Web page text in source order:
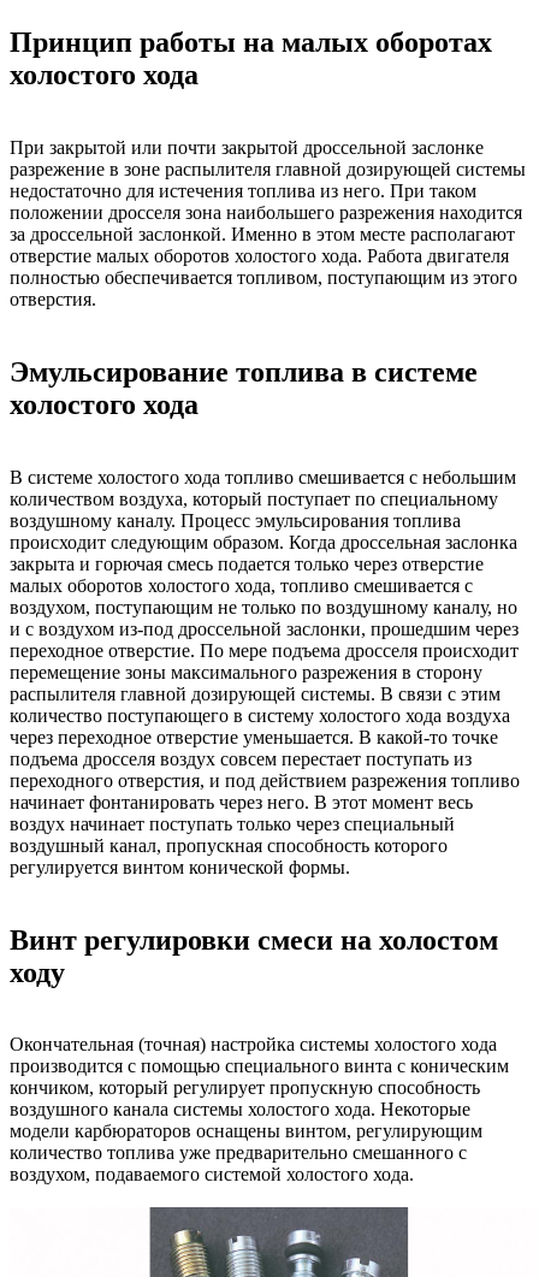
Принцип работы на малых оборотах
холостого хода
При закрытой или почти закрытой дроссельной заслонке
разрежение в зоне распылителя главной дозирующей системы
недостаточно для истечения топлива из него. При таком
положении дросселя зона наибольшего разрежения находится
за дроссельной заслонкой. Именно в этом месте располагают
отверстие малых оборотов холостого хода. Работа двигателя
полностью обеспечивается топливом, поступающим из этого
отверстия.
Эмульсирование топлива в системе
холостого хода
В системе холостого хода топливо смешивается с небольшим
количеством воздуха, который поступает по специальному
воздушному каналу. Процесс эмульсирования топлива
происходит следующим образом. Когда дроссельная заслонка
закрыта и горючая смесь подается только через отверстие
малых оборотов холостого хода, топливо смешивается с
воздухом, поступающим не только по воздушному каналу, но
и с воздухом из-под дроссельной заслонки, прошедшим через
переходное отверстие. По мере подъема дросселя происходит
перемещение зоны максимального разрежения в сторону
распылителя главной дозирующей системы. В связи с этим
количество поступающего в систему холостого хода воздуха
через переходное отверстие уменьшается. В какой-то точке
подъема дросселя воздух совсем перестает поступать из
переходного отверстия, и под действием разрежения топливо
начинает фонтанировать через него. В этот момент весь
воздух начинает поступать только через специальный
воздушный канал, пропускная способность которого
регулируется винтом конической формы.
Винт регулировки смеси на холостом
ходу
Окончательная (точная) настройка системы холостого хода
производится с помощью специального винта с коническим
кончиком, который регулирует пропускную способность
воздушного канала системы холостого хода. Некоторые
модели карбюраторов оснащены винтом, регулирующим
количество топлива уже предварительно смешанного с
воздухом, подаваемого системой холостого хода.